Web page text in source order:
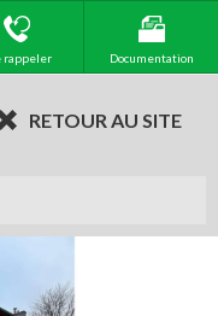
rappeler Documentation
RETOUR AU SITE